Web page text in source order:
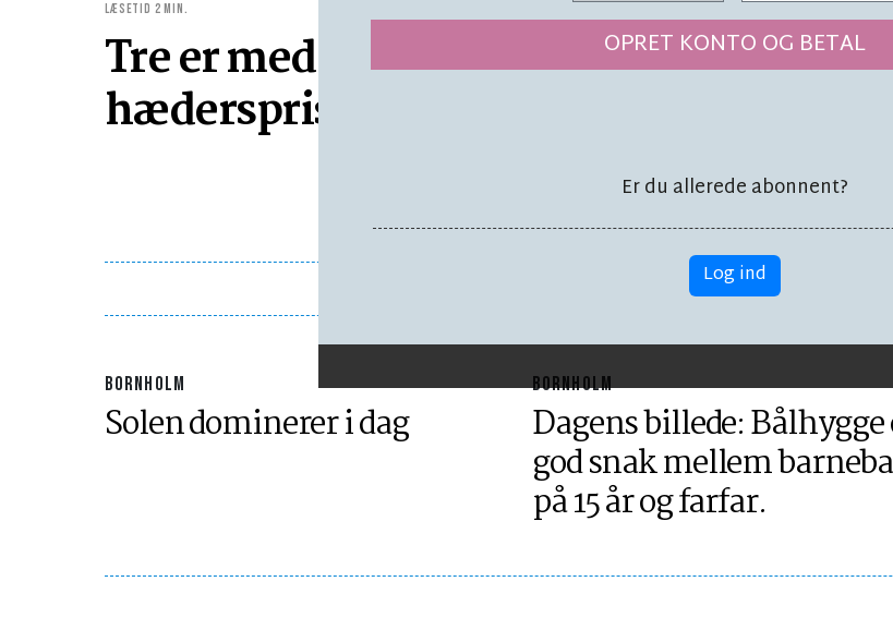
OPRET KONTO OG BETAL
Er du allerede abonnent?
Log ind
LÆSETID 2 MIN.
Tre er med i kampen om ny
hæderspris
DAGENS NAVN
Vicky
BORNHOLM
Solen dominerer i dag
BORNHOLM
Dagens billede: Bålhygge
god snak mellem
på 15 år og farfar.